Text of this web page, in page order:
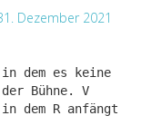
Dezember 2021
dem es keine
Bühne. V
dem R anfängt